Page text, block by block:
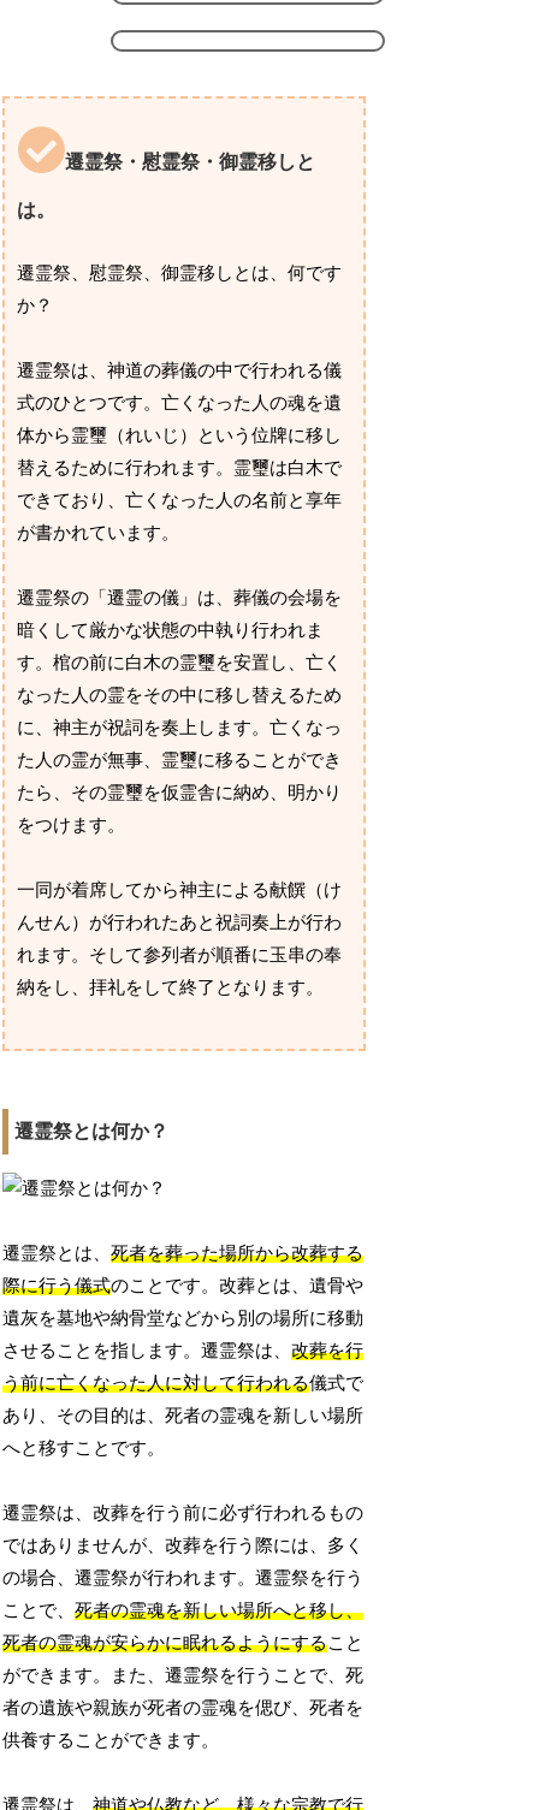
遷霊祭・慰霊祭・御霊移しと
は。
遷霊祭、慰霊祭、御霊移しとは、何です
か？
遷霊祭は、神道の葬儀の中で行われる儀
式のひとつです。亡くなった人の魂を遺
体から霊璽（れいじ）という位牌に移し
替えるために行われます。霊璽は白木で
できており、亡くなった人の名前と享年
が書かれています。
遷霊祭の「遷霊の儀」は、葬儀の会場を
暗くして厳かな状態の中執り行われま
す。棺の前に白木の霊璽を安置し、亡く
なった人の霊をその中に移し替えるため
に、神主が祝詞を奏上します。亡くなっ
た人の霊が無事、霊璽に移ることができ
たら、その霊璽を仮霊舎に納め、明かり
をつけます。
一同が着席してから神主による献饌（け
んせん）が行われたあと祝詞奏上が行わ
れます。そして参列者が順番に玉串の奉
納をし、拝礼をして終了となります。
遷霊祭とは何か？
遷霊祭とは、死者を葬った場所から改葬する
際に行う儀式のことです。改葬とは、遺骨や
遺灰を墓地や納骨堂などから別の場所に移動
させることを指します。遷霊祭は、改葬を行
う前に亡くなった人に対して行われる儀式で
あり、その目的は、死者の霊魂を新しい場所
へと移すことです。
遷霊祭は、改葬を行う前に必ず行われるもの
ではありませんが、改葬を行う際には、多く
の場合、遷霊祭が行われます。遷霊祭を行う
ことで、死者の霊魂を新しい場所へと移し、
死者の霊魂が安らかに眠れるようにすること
ができます。また、遷霊祭を行うことで、死
者の遺族や親族が死者の霊魂を偲び、死者を
供養することができます。
遷霊祭は、神道や仏教など、様々な宗教で行